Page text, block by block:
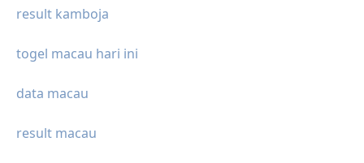
result kamboja
togel macau hari ini
data macau
result macau